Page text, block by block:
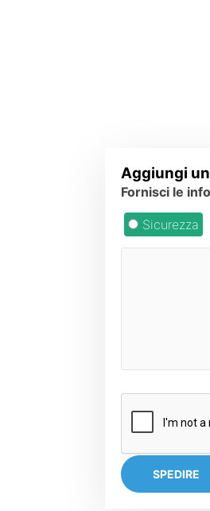
Aggiungi
Fornisci le
Sicurezza
SPEDIRE